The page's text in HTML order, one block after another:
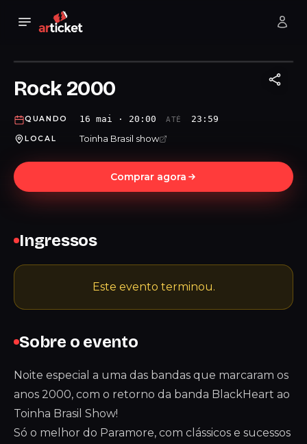
Rock 2000
QUANDO 16 mai · 20:00 ATÉ 23:59
LOCAL Toinha Brasil show
Comprar agora
Sobre o evento
Noite especial a uma das bandas que marcaram os
anos 2000, com o retorno da banda BlackHeart ao
Toinha Brasil Show!
Só o melhor do Paramore, com clássicos e sucessos
Ingressos
Este evento terminou.